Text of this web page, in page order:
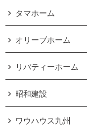
タマホーム
オリーブホーム
リバティーホーム
昭和建設
ワウハウス九州